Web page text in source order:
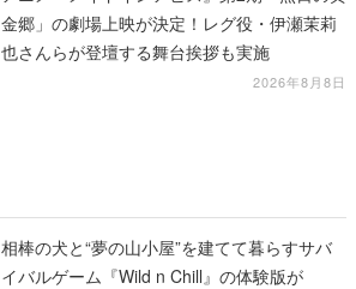
金郷」の劇場上映が決定！レグ役・伊瀬茉莉
也さんらが登壇する舞台挨拶も実施
2026年8月8日
相棒の犬と“夢の山小屋”を建てて暮らすサバ
イバルゲーム『Wild n Chill』の体験版が